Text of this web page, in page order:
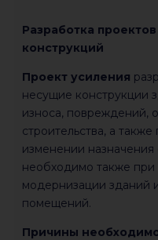
Разработка
конструкций
Проект усиления
несущие конструкции
износа, повреждений,
строительства, а
изменении назначения
необходимо также при
модернизации зданий
помещений.
Причины